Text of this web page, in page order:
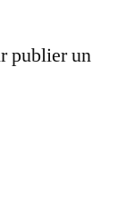
publier un